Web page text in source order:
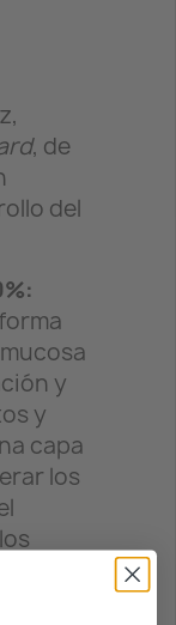
, de
del
y
y
capa
los